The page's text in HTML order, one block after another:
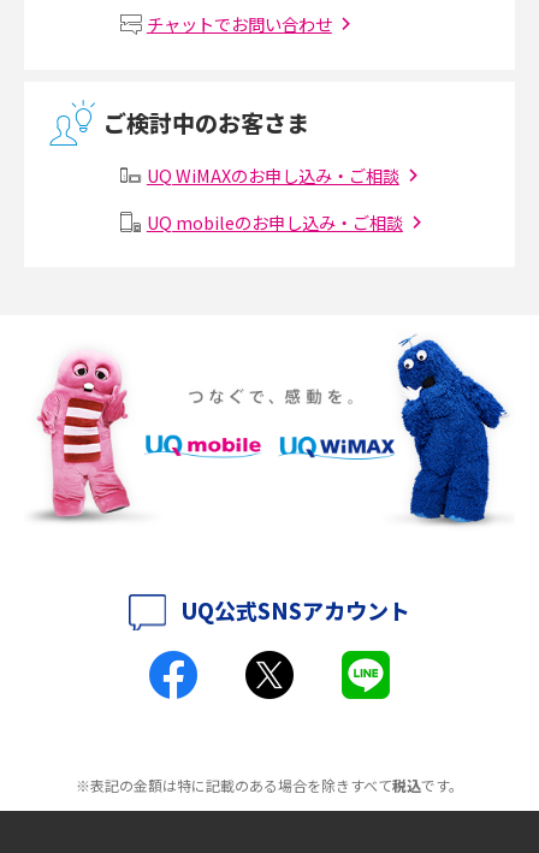
Wi-Fiルーターの設定方法をわかりやすく解説！事前に準備すべきものも紹
無線LANとは？メリット・デメリットや接続方法を解説
メッシュWi-Fiとは？仕組みやメリット・デメリット、中継機との違いを解
ポケット型Wi-Fiをレンタルするメリットとは？選び方や向いている方の特
徴も紹介
持ち運びできるポケット型Wi-Fiのおススメの選び方は？メリット・デメリ
ットも紹介
ポケット型Wi-Fiとは？通信の仕組みやメリット・デメリットを解説
工事不要！置くだけWi-Fiの特徴は？メリット・デメリットや選び方を解説
チャットでお問い合わせ
ご検討中のお客さま
UQ WiMAXのお申し込み・ご相談
UQ mobileのお申し込み・ご相談
UQ公式SNSアカウント
※表記の金額は特に記載のある場合を除きすべて税込です。